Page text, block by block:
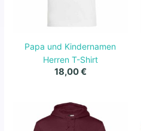
Papa und Kindernamen
Herren T-Shirt
18,00€